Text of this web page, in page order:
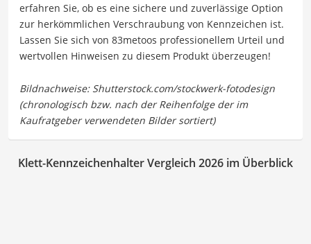
erfahren Sie, ob es eine sichere und zuverlässige Option
zur herkömmlichen Verschraubung von Kennzeichen ist.
Lassen Sie sich von 83metoos professionellem Urteil und
wertvollen Hinweisen zu diesem Produkt überzeugen!
Klett-Kennzeichenhalter Vergleich 2026 im Überblick